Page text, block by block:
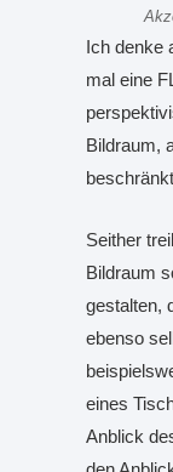
Ich denke
mal eine
Bildraum,
Seither
Bildraum
gestalten,
ebenso
eines
Anblick